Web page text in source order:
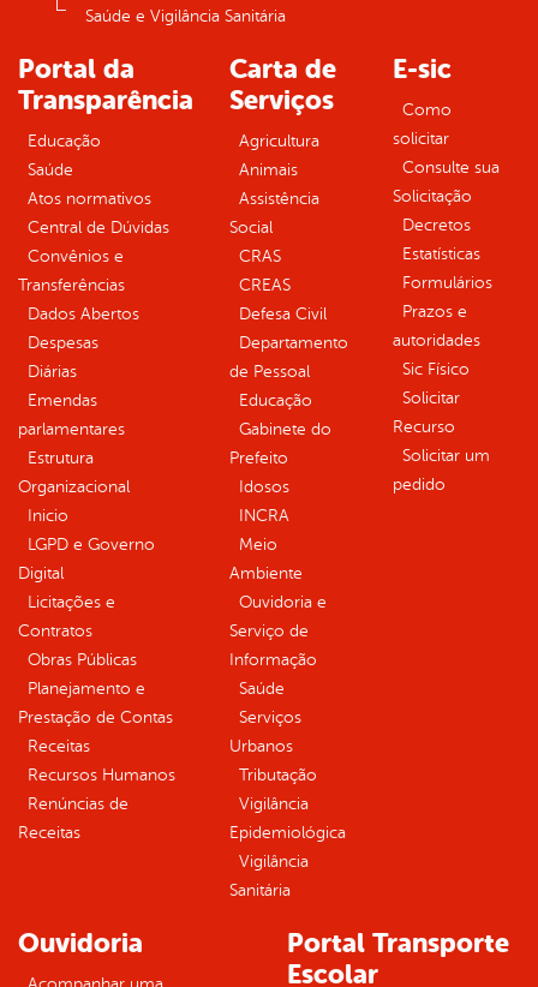
Saúde e Vigilância Sanitária
Portal da
Transparência
Educação
Saúde
Atos normativos
Central de Dúvidas
Convênios e
Transferências
Dados Abertos
Despesas
Diárias
Emendas
parlamentares
Estrutura
Organizacional
Inicio
LGPD e Governo
Digital
Licitações e
Contratos
Obras Públicas
Planejamento e
Prestação de Contas
Receitas
Recursos Humanos
Renúncias de
Receitas
Carta de
Serviços
Agricultura
Animais
Assistência
Social
CRAS
CREAS
Defesa Civil
Departamento
de Pessoal
Educação
Gabinete do
Prefeito
Idosos
INCRA
Meio
Ambiente
Ouvidoria e
Serviço de
Informação
Saúde
Serviços
Urbanos
Tributação
Vigilância
Epidemiológica
Vigilância
Sanitária
E-sic
Como
solicitar
Consulte sua
Solicitação
Decretos
Estatísticas
Formulários
Prazos e
autoridades
Sic Físico
Solicitar
Recurso
Solicitar um
pedido
Ouvidoria
Portal Transporte
Escolar